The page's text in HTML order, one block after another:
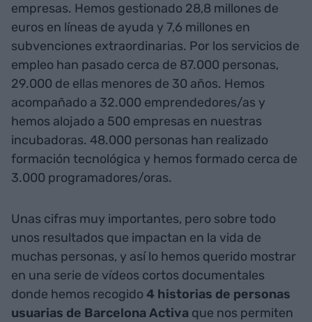
empresas. Hemos gestionado 28,8 millones de
euros en líneas de ayuda y 7,6 millones en
subvenciones extraordinarias. Por los servicios de
empleo han pasado cerca de 87.000 personas,
29.000 de ellas menores de 30 años. Hemos
acompañado a 32.000 emprendedores/as y
hemos alojado a 500 empresas en nuestras
incubadoras. 48.000 personas han realizado
formación tecnológica y hemos formado cerca de
3.000 programadores/oras.
Unas cifras muy importantes, pero sobre todo
unos resultados que impactan en la vida de
muchas personas, y así lo hemos querido mostrar
en una serie de vídeos cortos documentales
donde hemos recogido4 historias de personas
usuarias de Barcelona Activa que nos permiten